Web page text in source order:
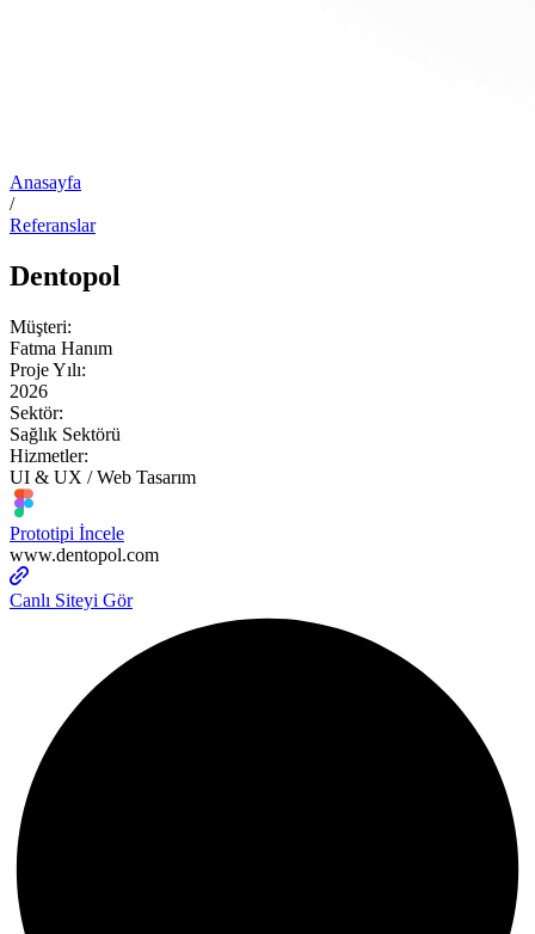
Anasayfa
/
Referanslar
Dentopol
Müşteri:
Fatma Hanım
Proje Yılı:
2026
Sektör:
Sağlık Sektörü
Hizmetler:
UI & UX / Web Tasarım
Prototipi İncele
www.dentopol.com
Canlı Siteyi Gör